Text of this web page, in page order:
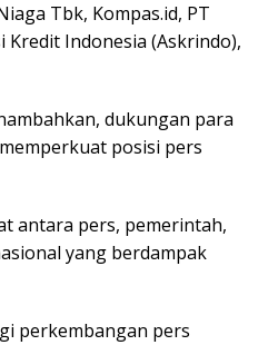
Tbk, Kompas.id, PT
Kredit Indonesia (Askrindo),
dukungan para
posisi pers
antara pers, pemerintah,
yang berdampak
perkembangan pers